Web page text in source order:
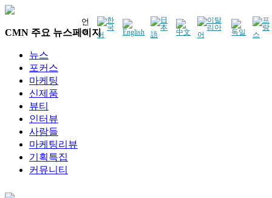
언
어
CMN 주요 뉴스페이지
뉴스
포커스
마케팅
신제품
뷰티
인터뷰
사람들
마케팅리뷰
기획특집
커뮤니티